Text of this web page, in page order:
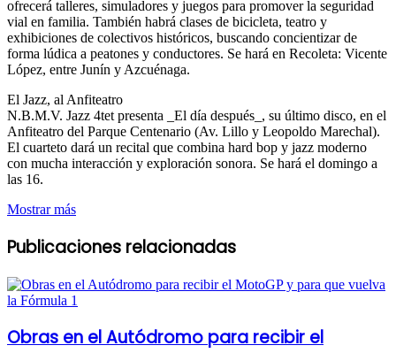
ofrecerá talleres, simuladores y juegos para promover la seguridad
vial en familia. También habrá clases de bicicleta, teatro y
exhibiciones de colectivos históricos, buscando concientizar de
forma lúdica a peatones y conductores. Se hará en Recoleta: Vicente
López, entre Junín y Azcuénaga.
El Jazz, al Anfiteatro
N.B.M.V. Jazz 4tet presenta _El día después_, su último disco, en el
Anfiteatro del Parque Centenario (Av. Lillo y Leopoldo Marechal).
El cuarteto dará un recital que combina hard bop y jazz moderno
con mucha interacción y exploración sonora. Se hará el domingo a
las 16.
Mostrar más
Publicaciones relacionadas
Obras en el Autódromo para recibir el